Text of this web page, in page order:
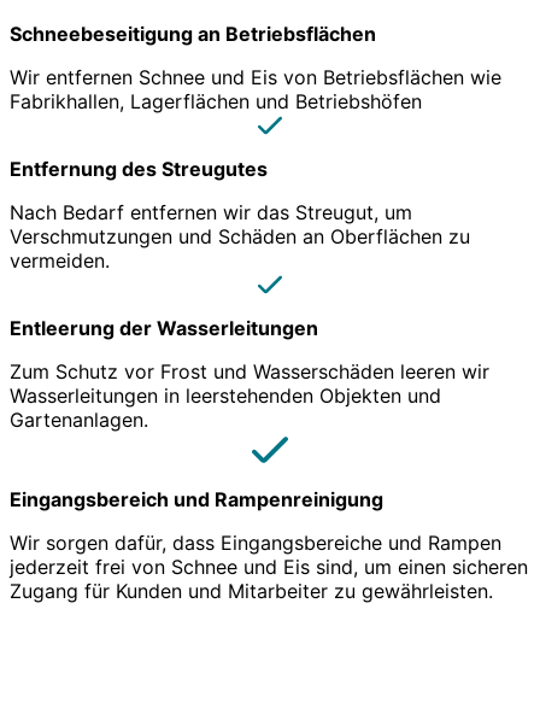
Schneebeseitigung an Betriebsflächen
Wir entfernen Schnee und Eis von Betriebsflächen wie
Fabrikhallen, Lagerflächen und Betriebshöfen
Entfernung des Streugutes
Nach Bedarf entfernen wir das Streugut, um
Verschmutzungen und Schäden an Oberflächen zu
vermeiden.
Entleerung der Wasserleitungen
Zum Schutz vor Frost und Wasserschäden leeren wir
Wasserleitungen in leerstehenden Objekten und
Gartenanlagen.
Eingangsbereich und Rampenreinigung
Wir sorgen dafür, dass Eingangsbereiche und Rampen
jederzeit frei von Schnee und Eis sind, um einen sicheren
Zugang für Kunden und Mitarbeiter zu gewährleisten.